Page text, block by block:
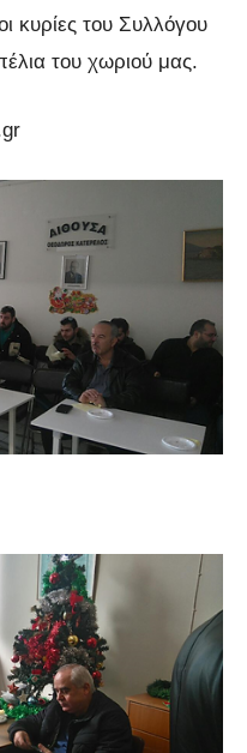
κυρίες του Συλλόγου
του χωριού μας.